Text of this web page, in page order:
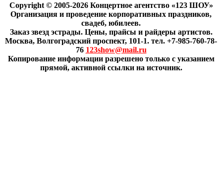
Copyright © 2005-2026 Концертное агентство «123 ШОУ»
Организация и проведение корпоративных праздников,
свадеб, юбилеев.
Заказ звезд эстрады. Цены, прайсы и райдеры артистов.
Москва, Волгоградский проспект, 101-1. тел. +7-985-760-78-
76 123show@mail.ru
Копирование информации разрешено только с указанием
прямой, активной ссылки на источник.